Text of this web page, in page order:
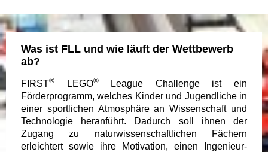
Was ist FLL und wie läuft der Wettbewerb
ab?
FIRST® LEGO®League Challenge ist ein
Förderprogramm, welches Kinder und Jugendliche in
einer sportlichen Atmosphäre an Wissenschaft und
Technologie heranführt. Dadurch soll ihnen der
Zugang zu naturwissenschaftlichen Fächern
erleichtert sowie ihre Motivation, einen Ingenieur-